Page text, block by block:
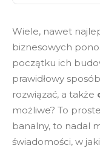
Wiele, nawet
biznesowych
początku ich
prawidłowy
rozwiązać, a także
możliwe? To
banalny, to nadal
świadomości, w